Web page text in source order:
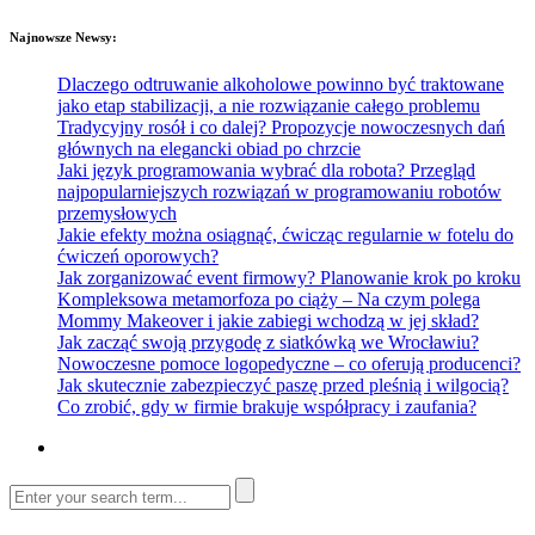
Najnowsze Newsy:
Dlaczego odtruwanie alkoholowe powinno być traktowane
jako etap stabilizacji, a nie rozwiązanie całego problemu
Tradycyjny rosół i co dalej? Propozycje nowoczesnych dań
głównych na elegancki obiad po chrzcie
Jaki język programowania wybrać dla robota? Przegląd
najpopularniejszych rozwiązań w programowaniu robotów
przemysłowych
Jakie efekty można osiągnąć, ćwicząc regularnie w fotelu do
ćwiczeń oporowych?
Jak zorganizować event firmowy? Planowanie krok po kroku
Kompleksowa metamorfoza po ciąży – Na czym polega
Mommy Makeover i jakie zabiegi wchodzą w jej skład?
Jak zacząć swoją przygodę z siatkówką we Wrocławiu?
Nowoczesne pomoce logopedyczne – co oferują producenci?
Jak skutecznie zabezpieczyć paszę przed pleśnią i wilgocią?
Co zrobić, gdy w firmie brakuje współpracy i zaufania?